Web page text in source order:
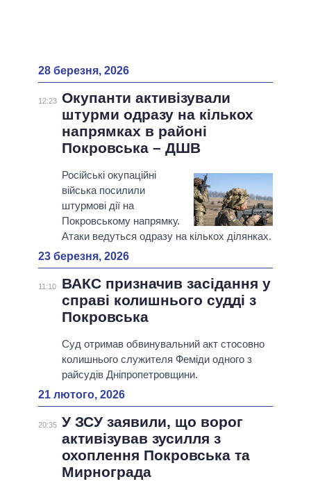
28 березня, 2026
12:23 Окупанти активізували
штурми одразу на кількох
напрямках в районі
Покровська – ДШВ
Російські окупаційні
війська посилили
штурмові дії на
Покровському напрямку.
Атаки ведуться одразу на кількох ділянках.
23 березня, 2026
11:10
ВАКС призначив засідання у
справі колишнього судді з
Покровська
Суд отримав обвинувальний акт стосовно
колишнього служителя Феміди одного з
райсудів Дніпропетровщини.
21 лютого, 2026
20:35 У ЗСУ заявили, що ворог
активізував зусилля з
охоплення Покровська та
Мирнограда